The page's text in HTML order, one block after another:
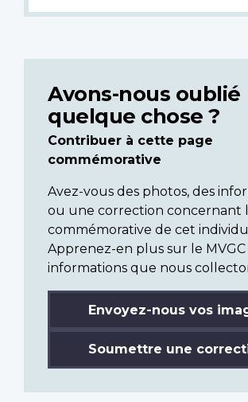
Avons-nous oublié
quelque chose ?
Contribuer à cette page
commémorative
Avez-vous des photos, des
ou une correction concernant
commémorative de cet
Apprenez-en plus sur le
informations que nous
Envoyez-nous vos
Soumettre une